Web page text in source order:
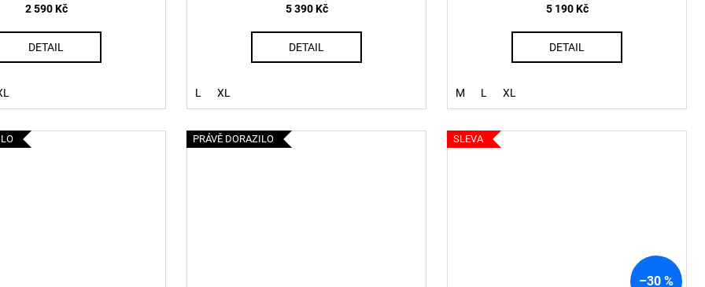
2 590 Kč
DETAIL
5 390 Kč
DETAIL
L XL
5 190 Kč
DETAIL
M L XL
PRÁVĚ DORAZILO SLEVA
–30 %